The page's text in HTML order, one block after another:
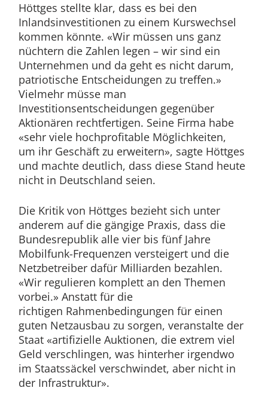
Höttges stellte klar, dass es bei den
Inlandsinvestitionen zu einem Kurswechsel
kommen könnte. «Wir müssen uns ganz
nüchtern die Zahlen legen – wir sind ein
Unternehmen und da geht es nicht darum,
patriotische Entscheidungen zu treffen.»
Vielmehr müsse man
Investitionsentscheidungen gegenüber
Aktionären rechtfertigen. Seine Firma habe
«sehr viele hochprofitable Möglichkeiten,
um ihr Geschäft zu erweitern», sagte Höttges
und machte deutlich, dass diese Stand heute
nicht in Deutschland seien.
Die Kritik von Höttges bezieht sich unter
anderem auf die gängige Praxis, dass die
Bundesrepublik alle vier bis fünf Jahre
Mobilfunk-Frequenzen versteigert und die
Netzbetreiber dafür Milliarden bezahlen.
«Wir regulieren komplett an den Themen
vorbei.» Anstatt für die
richtigen Rahmenbedingungen für einen
guten Netzausbau zu sorgen, veranstalte der
Staat «artifizielle Auktionen, die extrem viel
Geld verschlingen, was hinterher irgendwo
im Staatssäckel verschwindet, aber nicht in
der Infrastruktur».